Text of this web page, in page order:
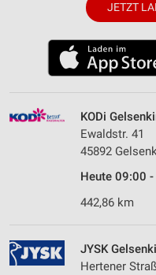
JETZT
KODi
Ewaldstr. 41
45892
Heute 09:00
442,86 km
JYSK
Hertener